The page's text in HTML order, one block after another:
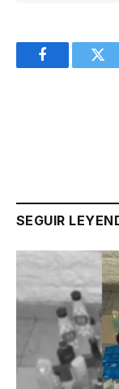
Facebook
SEGUIR